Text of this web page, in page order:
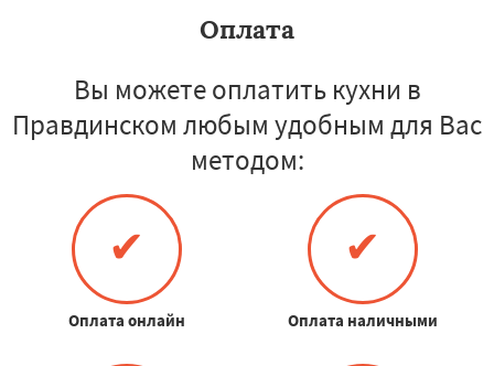
Оплата
Вы можете оплатить кухни в
Правдинском любым удобным для Вас
методом:
✔
Оплата онлайн
✔
Оплата наличными